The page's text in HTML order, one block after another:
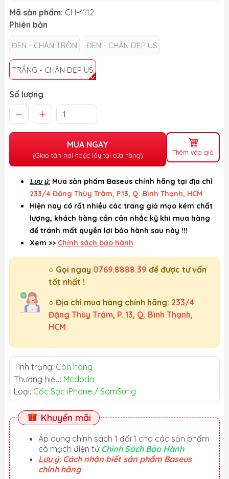
Mã sản phẩm: CH-4112
Phiên bản
ĐEN - CHÂN TRÒN ĐEN - CHÂN DẸP US
TRẮNG - CHÂN DẸP US
Số lượng
MUA NGAY
(Giao tận nơi hoặc lấy tại cửa hàng) Thêm vào giỏ
Lưu ý: Mua sản phẩm Baseus chính hãng tại địa chỉ
233/4 Đặng Thùy Trâm, P.13, Q. Bình Thạnh, HCM
Hiện nay có rất nhiều các trang giả mạo kém chất
lượng, khách hàng cần cân nhắc kỹ khi mua hàng
để tránh mất quyền lợi bảo hành sau này !!!
Xem >> Chính sách bảo hành
○ Gọi ngay 0769.8888.39 để được tư vấn
tốt nhất !
○ Địa chỉ mua hàng chính hãng: 233/4
Đặng Thùy Trâm, P. 13, Q. Bình Thạnh,
HCM
Tình trạng: Còn hàng
Thương hiệu: Mcdodo
Loại: Cốc Sạc iPhone / SamSung
Khuyến mãi
Áp dụng chính sách 1 đổi 1 cho các sản phẩm
có mạch điện tử Chính Sách Bảo Hành
Lưu ý: Cách nhận biết sản phẩm Baseus
chính hãng